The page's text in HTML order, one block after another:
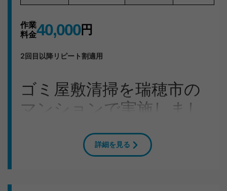
作業
料金40,000円
2回目以降リピート割適用
ゴミ屋敷清掃を瑞穂市の
マンションで実施しまし
岐阜県瑞穂市にお住まいのR様から「衣類・ベットフレ
詳細を見る